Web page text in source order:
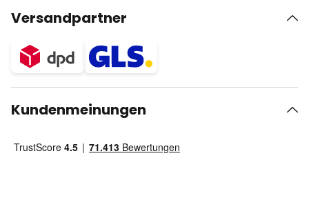
Versandpartner
Kundenmeinungen